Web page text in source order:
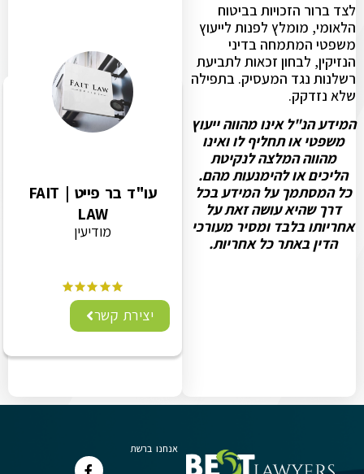
לצד ברור הזכויות בביטוח
הלאומי, מומלץ לפנות לייעוץ
משפטי המתמחה בדיני
הנזיקין, לבחון זכאות לתביעת
רשלנות נגד המעסיק. בתפילה
שלא נזדקק.
המידע הנ"ל אינו מהווה ייעוץ
משפטי או תחליף לו ואינו
מהווה המלצה לנקיטת
הליכים או להימנעות מהם.
כל המסתמך על המידע בכל
דרך שהיא עושה זאת על
אחריותו בלבד ומסיר מעורכי
הדין באתר כל אחריות.
עו"ד בר פייט | FAIT
LAW
מודיעין
יצירת קשר
אנחנו ברשת